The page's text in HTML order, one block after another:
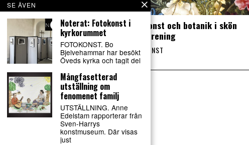
Mångfasetterad utställning om
fenomenet familj
KONST
Konst och botanik i skön
förening
KONST
SE ÄVEN
Noterat: Fotokonst i
kyrkorummet
FOTOKONST. Bo
Bjelvehammar har besökt
Öveds kyrka och tagit del
Mångfasetterad
utställning om
fenomenet familj
UTSTÄLLNING. Anne
Edelstam rapporterar från
Sven-Harrys
konstmuseum. Där visas
just